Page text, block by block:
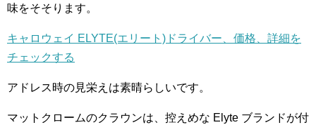
味をそそります。
キャロウェイ ELYTE(エリート)ドライバー、価格、詳細を
チェックする
アドレス時の見栄えは素晴らしいです。
マットクロームのクラウンは、控えめな Elyte ブランドが付